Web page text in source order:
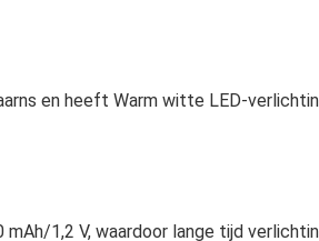
en heeft Warm witte LED-
1,2 V, waardoor lange tijd